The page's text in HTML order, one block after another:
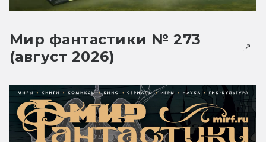
Мир фантастики № 273
(август 2026)